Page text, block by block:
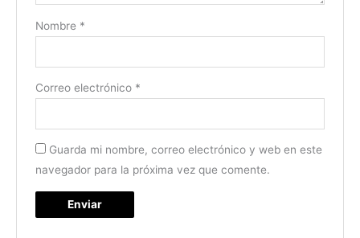
Nombre *
Correo electrónico *
Guarda mi nombre, correo electrónico y web en este
navegador para la próxima vez que comente.